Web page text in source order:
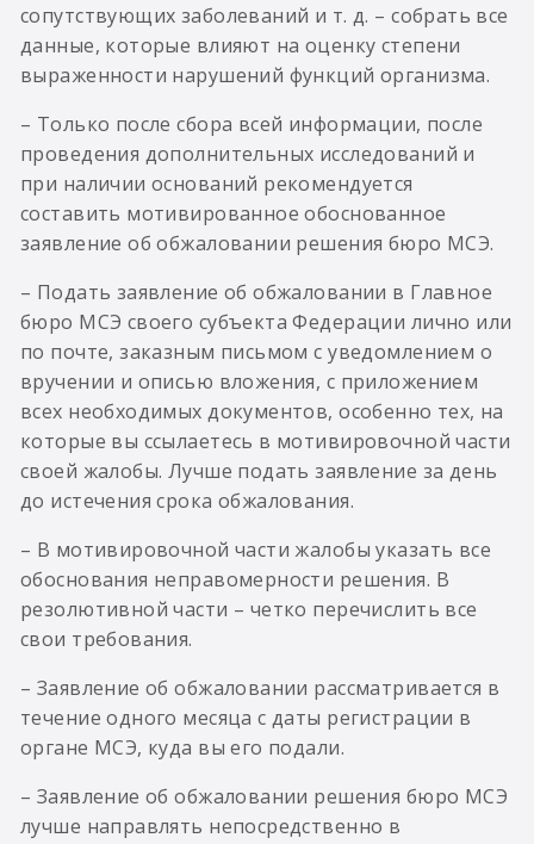
сопутствующих заболеваний и т. д. – собрать все
данные, которые влияют на оценку степени
выраженности нарушений функций организма.
– Только после сбора всей информации, после
проведения дополнительных исследований и
при наличии оснований рекомендуется
составить мотивированное обоснованное
заявление об обжаловании решения бюро МСЭ.
– Подать заявление об обжаловании в Главное
бюро МСЭ своего субъекта Федерации лично или
по почте, заказным письмом с уведомлением о
вручении и описью вложения, с приложением
всех необходимых документов, особенно тех, на
которые вы ссылаетесь в мотивировочной части
своей жалобы. Лучше подать заявление за день
до истечения срока обжалования.
– В мотивировочной части жалобы указать все
обоснования неправомерности решения. В
резолютивной части – четко перечислить все
свои требования.
– Заявление об обжаловании рассматривается в
течение одного месяца с даты регистрации в
органе МСЭ, куда вы его подали.
– Заявление об обжаловании решения бюро МСЭ
лучше направлять непосредственно в